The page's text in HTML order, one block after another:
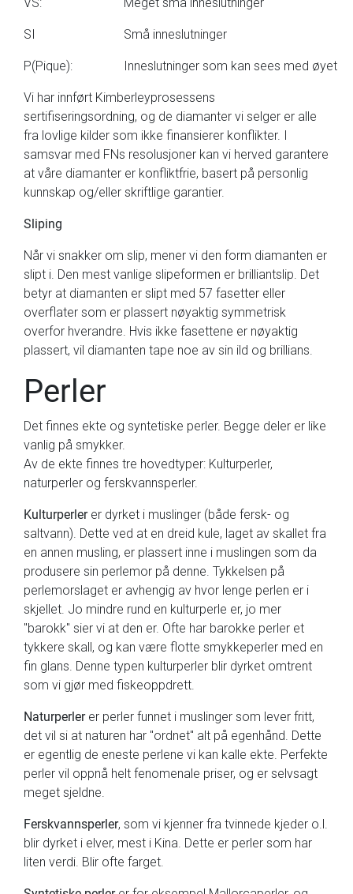
SI Små inneslutninger
P(Pique): Inneslutninger som kan sees med øyet
Vi har innført Kimberleyprosessens
sertifiseringsordning, og de diamanter vi selger er alle
fra lovlige kilder som ikke finansierer konflikter. I
samsvar med FNs resolusjoner kan vi herved garantere
at våre diamanter er konfliktfrie, basert på personlig
kunnskap og/eller skriftlige garantier.
Sliping
Når vi snakker om slip, mener vi den form diamanten er
slipt i. Den mest vanlige slipeformen er brilliantslip. Det
betyr at diamanten er slipt med 57 fasetter eller
overflater som er plassert nøyaktig symmetrisk
overfor hverandre. Hvis ikke fasettene er nøyaktig
plassert, vil diamanten tape noe av sin ild og brillians.
Perler
Det finnes ekte og syntetiske perler. Begge deler er like
vanlig på smykker.
Av de ekte finnes tre hovedtyper: Kulturperler,
naturperler og ferskvannsperler.
Kulturperlerer dyrket i muslinger (både fersk- og
saltvann). Dette ved at en dreid kule, laget av skallet fra
en annen musling, er plassert inne i muslingen som da
produsere sin perlemor på denne. Tykkelsen på
perlemorslaget er avhengig av hvor lenge perlen er i
skjellet. Jo mindre rund en kulturperle er, jo mer
"barokk" sier vi at den er. Ofte har barokke perler et
tykkere skall, og kan være flotte smykkeperler med en
fin glans. Denne typen kulturperler blir dyrket omtrent
som vi gjør med fiskeoppdrett.
Naturperler er perler funnet i muslinger som lever fritt,
det vil si at naturen har "ordnet" alt på egenhånd. Dette
er egentlig de eneste perlene vi kan kalle ekte. Perfekte
perler vil oppnå helt fenomenale priser, og er selvsagt
meget sjeldne.
Ferskvannsperler, som vi kjenner fra tvinnede kjeder o.l.
blir dyrket i elver, mest i Kina. Dette er perler som har
liten verdi. Blir ofte farget.